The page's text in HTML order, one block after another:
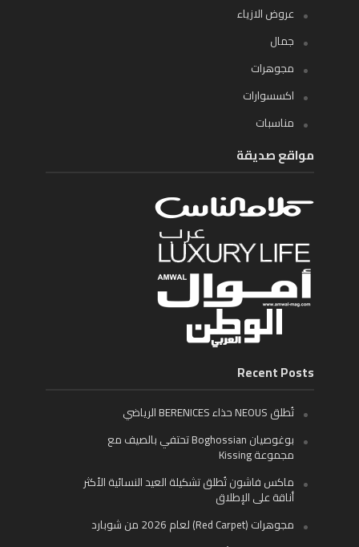
عروض الازياء
جمال
مجوهرات
اكسسوارات
مناسبات
مواقع صديقة
Recent Posts
تُطلق NEOUS حذاء BERENICES الرياضي
بوغوصيان Boghossian تحتفي بالصيف مع
مجموعة Kissing
ماكس فاشون تُطلق تشكيلة العيد النسائية الأكثر
أناقة على الإطلاق
مجوهرات (Red Carpet) لعام 2026 من شوبارد